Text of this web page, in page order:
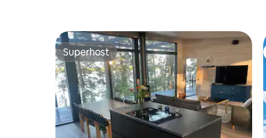
Superhost
Superhost